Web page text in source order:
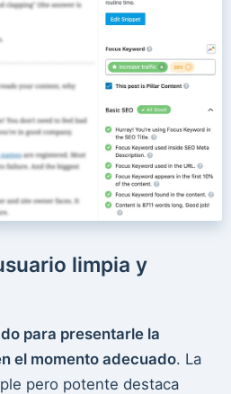
limpia y
para presentarle la
el momento adecuado. La
pero potente destaca